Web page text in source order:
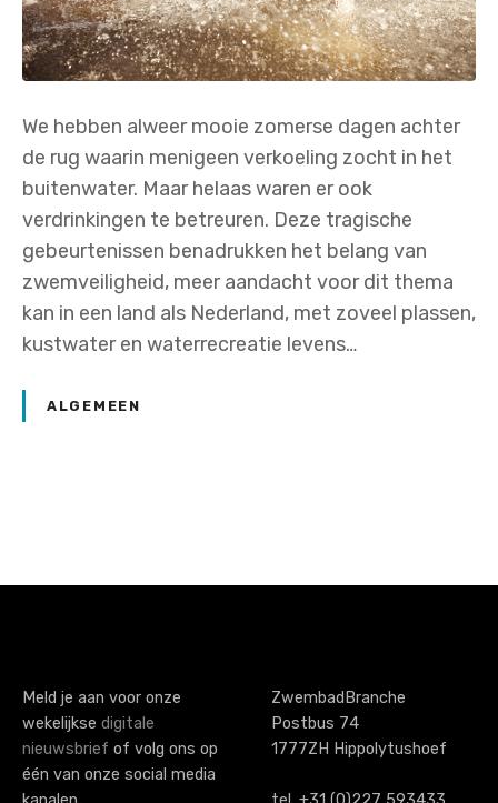
We hebben alweer mooie zomerse dagen achter
de rug waarin menigeen verkoeling zocht in het
buitenwater. Maar helaas waren er ook
verdrinkingen te betreuren. Deze tragische
gebeurtenissen benadrukken het belang van
zwemveiligheid, meer aandacht voor dit thema
kan in een land als Nederland, met zoveel plassen,
kustwater en waterrecreatie levens…
ALGEMEEN
o
s
n
a
Meld je aan voor onze
wekelijkse digitale
nieuwsbrief of volg ons op
één van onze social media
ZwembadBranche
Postbus 74
1777ZH Hippolytushoef